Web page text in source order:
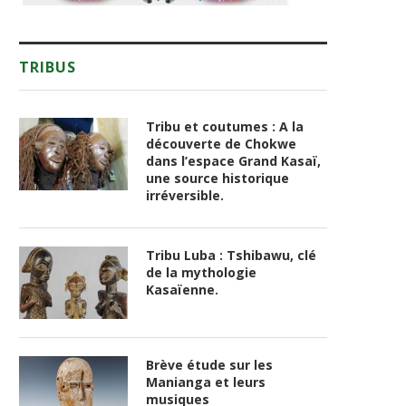
TRIBUS
Tribu et coutumes : A la
découverte de Chokwe
dans l’espace Grand Kasaï,
une source historique
irréversible.
Tribu Luba : Tshibawu, clé
de la mythologie
Kasaïenne.
Brève étude sur les
Manianga et leurs
musiques